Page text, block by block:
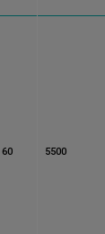
60 5500